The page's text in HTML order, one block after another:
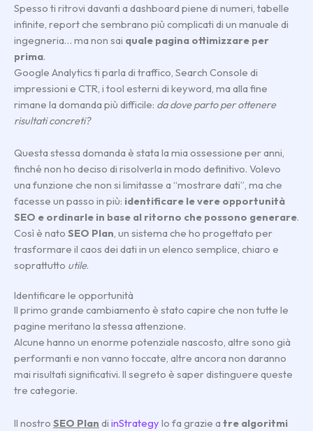
Spesso ti ritrovi davanti a dashboard piene di numeri, tabelle
infinite, report che sembrano più complicati di un manuale di
ingegneria… ma non sai quale pagina ottimizzare per
prima.
Google Analytics ti parla di traffico, Search Console di
impressioni e CTR, i tool esterni di keyword, ma alla fine
rimane la domanda più difficile: da dove parto per ottenere
risultati concreti?
Questa stessa domanda è stata la mia ossessione per anni,
finché non ho deciso di risolverla in modo definitivo. Volevo
una funzione che non si limitasse a “mostrare dati”, ma che
facesse un passo in più: identificare le vere opportunità
SEO e ordinarle in base al ritorno che possono generare.
Così è nato SEO Plan, un sistema che ho progettato per
trasformare il caos dei dati in un elenco semplice, chiaro e
soprattutto utile.
Identificare le opportunità
Il primo grande cambiamento è stato capire che non tutte le
pagine meritano la stessa attenzione.
Alcune hanno un enorme potenziale nascosto, altre sono già
performanti e non vanno toccate, altre ancora non daranno
mai risultati significativi. Il segreto è saper distinguere queste
tre categorie.
Il nostro SEO Plan di inStrategy lo fa grazie a tre algoritmi